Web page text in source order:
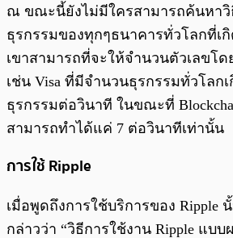
ณ ขณะนี้ยังไม่มีใครสามารถค้นหา
ธุรกรรมของทุกๆธนาคารทั่วโลกที่เ
เขาสามารถที่จะให้จำนวนตัวเลขโ
เช่น Visa ที่มีจำนวนธุรกรรมทั่วโลก
ธุรกรรมต่อวินาที ในขณะที่
สามารถทำได้แค่ 7 ต่อวินาทีเท่านั้น
การใช้ Ripple
เมื่อพูดถึงการใช้บริการของ Ripple
กล่าวว่า “วิธีการใช้งาน Ripple แบ